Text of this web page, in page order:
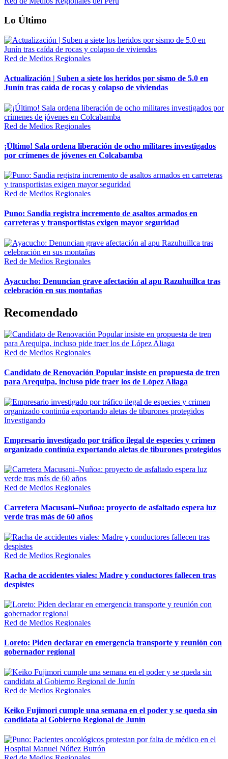
Lo Último
Red de Medios Regionales
Actualización | Suben a siete los heridos por sismo de 5.0 en
Junín tras caída de rocas y colapso de viviendas
Red de Medios Regionales
¡Último! Sala ordena liberación de ocho militares investigados
por crímenes de jóvenes en Colcabamba
Red de Medios Regionales
Puno: Sandia registra incremento de asaltos armados en
carreteras y transportistas exigen mayor seguridad
Red de Medios Regionales
Ayacucho: Denuncian grave afectación al apu Razuhuillca tras
celebración en sus montañas
Recomendado
Red de Medios Regionales
Candidato de Renovación Popular insiste en propuesta de tren
para Arequipa, incluso pide traer los de López Aliaga
Investigando
Empresario investigado por tráfico ilegal de especies y crimen
organizado continúa exportando aletas de tiburones protegidos
Red de Medios Regionales
Carretera Macusani–Nuñoa: proyecto de asfaltado espera luz
verde tras más de 60 años
Red de Medios Regionales
Racha de accidentes viales: Madre y conductores fallecen tras
despistes
Red de Medios Regionales
Loreto: Piden declarar en emergencia transporte y reunión con
gobernador regional
Red de Medios Regionales
Keiko Fujimori cumple una semana en el poder y se queda sin
candidata al Gobierno Regional de Junín